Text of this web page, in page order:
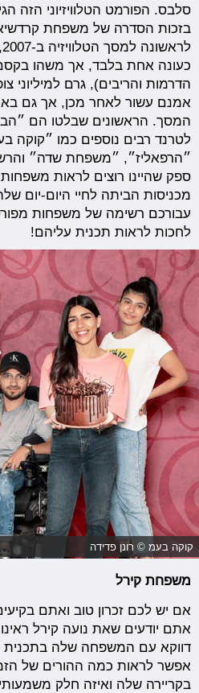
סלבס. הפורמט הטלוויזיוני הזה
בזכות הסדרה של משפחת
כעונה אחת בלבד, אך משהו
הדרמות והריבים), גרם
אמנם עשור לאחר מכן, אך גם
המסך. הראשונים שבלטו הם
לטרנד רבים נוספים כמו ״קוקה
״הרפאליז״, ״משפחת שדה״
ספק שהיינו רוצים לראות
מכניסות הביתה לחיי היום-יום
עבורכם רשימה של משפחות
לחכות לראות תכנית עליהם!
קוקה בעמ © רונן פדידה
משפחת קירל
אם יש לכם זכרון טוב ואתם
אתם יודעים שאת נועה קירל
דווקא עם המשפחה שלה בתכנית
אפשר לראות כמה ההורים של
בקריירה שלה ואיזה חלק